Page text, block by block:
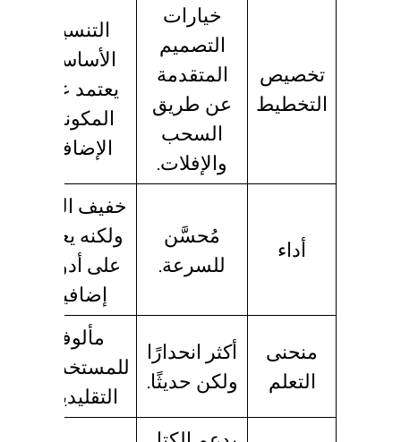
تخصيص
التخطيط
خيارات
التصميم
المتقدمة
عن طريق
السحب
والإفلات.
التنسيق
الأساسي،
يعتمد على
المكونات
الإضافية.
أداء
مُحسَّن
للسرعة.
خفيف الوزن
ولكنه يعتمد
على أدوات
إضافية.
منحنى
التعلم
أكثر انحدارًا
ولكن حديثًا.
مألوفة
للمستخدمين
التقليديين.